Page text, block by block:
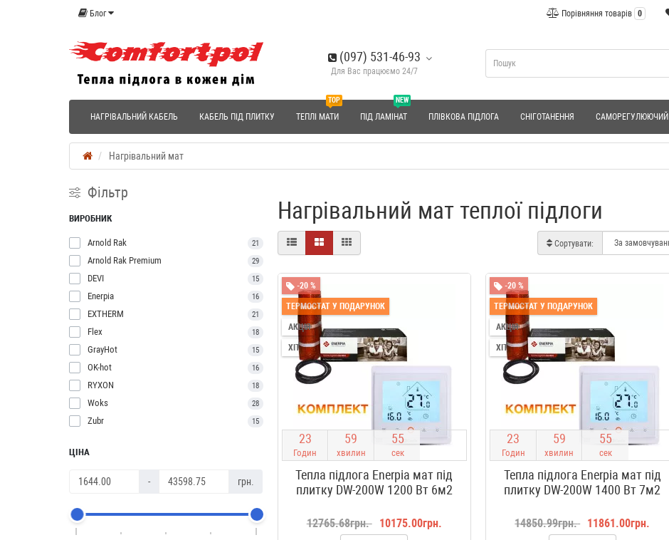
Блог Порівняння товарів 0
(097) 531-46-93
Для Вас працюємо 24/7
НАГРІВАЛЬНИЙ КАБЕЛЬ КАБЕЛЬ ПІД ПЛИТКУ
TOP
ТЕПЛІ МАТИ
NEW
ПІД ЛАМІНАТ ПЛІВКОВА ПІДЛОГА СНІГОТАНЕННЯ САМОРЕГУЛЮЮЧИЙ
Нагрівальний мат
Фільтр
ВИРОБНИК
Arnold Rak 21
Arnold Rak Premium 29
DEVI 15
Enerpia 16
EXTHERM 21
Flex 18
GrayHot 15
OK-hot 16
RYXON 18
Woks 28
Zubr 15
ЦІНА
- грн.
Нагрівальний мат теплої підлоги
Сортувати:
-20 %
ТЕРМОСТАТ У ПОДАРУНОК
АКЦІЯ
ХІТ
23
Годин
59
хвилин
54
сек
Тепла підлога Enerpia мат під
плитку DW-200W 1200 Вт 6м2
12765.68грн. 10175.00грн.
-20 %
ТЕРМОСТАТ У ПОДАРУНОК
АКЦІЯ
ХІТ
23
Годин
59
хвилин
54
сек
Тепла підлога Enerpia мат під
плитку DW-200W 1400 Вт 7м2
14850.99грн. 11861.00грн.